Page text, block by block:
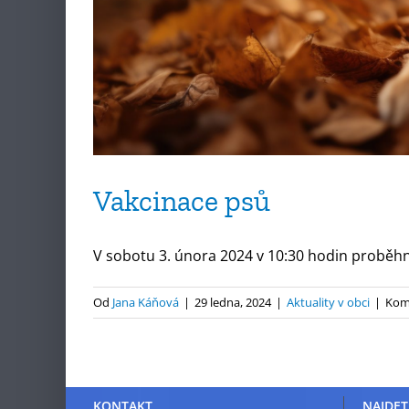
Vakcinace psů
V sobotu 3. února 2024 v 10:30 hodin
Od Jana Káňová | 29 ledna, 2024 | Aktuality v obci |